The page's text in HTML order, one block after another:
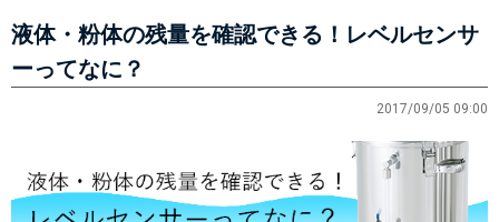
液体・粉体の残量を確認できる！レベルセンサ
ーってなに？
2017/09/05 09:00